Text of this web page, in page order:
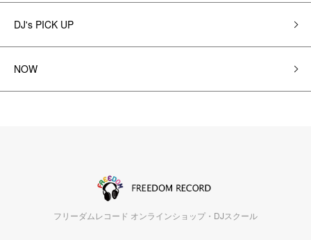
DJ's PICK UP
NOW
フリーダムレコード オンラインショップ・DJスクール